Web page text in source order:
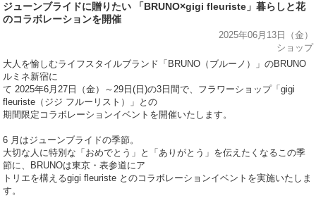
ジューンブライドに贈りたい 「BRUNO×gigi fleuriste」暮らしと花
のコラボレーションを開催
2025年06月13日（金）
ショップ
⼤⼈を愉しむライフスタイルブランド「BRUNO（ブルーノ）」のBRUNO
ルミネ新宿に
て 2025年6月27日（金）～29日(日)の3日間で、フラワーショップ「gigi
fleuriste（ジジ フルーリスト）」との
期間限定コラボレーションイベントを開催いたします。
6 月はジューンブライドの季節。
⼤切な⼈に特別な「おめでとう」と「ありがとう」を伝えたくなるこの季
節に、BRUNOは東京・表参道にア
トリエを構えるgigi fleuriste とのコラボレーションイベントを実施いたしま
す。